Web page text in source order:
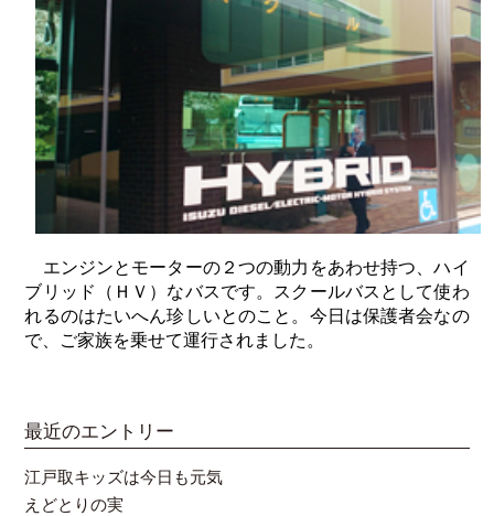
エンジンとモーターの２つの動力をあわせ持つ、ハイ
ブリッド（ＨＶ）なバスです。スクールバスとして使わ
れるのはたいへん珍しいとのこと。今日は保護者会なの
で、ご家族を乗せて運行されました。
最近のエントリー
江戸取キッズは今日も元気
えどとりの実